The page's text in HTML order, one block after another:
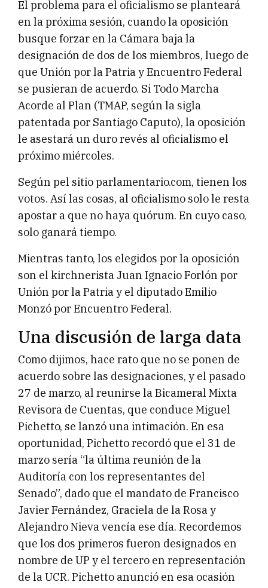
El problema para el oficialismo se planteará
en la próxima sesión, cuando la oposición
busque forzar en la Cámara baja la
designación de dos de los miembros, luego de
que Unión por la Patria y Encuentro Federal
se pusieran de acuerdo. Si Todo Marcha
Acorde al Plan (TMAP, según la sigla
patentada por Santiago Caputo), la oposición
le asestará un duro revés al oficialismo el
próximo miércoles.
Según pel sitio parlamentario.com, tienen los
votos. Así las cosas, al oficialismo solo le resta
apostar a que no haya quórum. En cuyo caso,
solo ganará tiempo.
Mientras tanto, los elegidos por la oposición
son el kirchnerista Juan Ignacio Forlón por
Unión por la Patria y el diputado Emilio
Monzó por Encuentro Federal.
Una discusión de larga data
Como dijimos, hace rato que no se ponen de
acuerdo sobre las designaciones, y el pasado
27 de marzo, al reunirse la Bicameral Mixta
Revisora de Cuentas, que conduce Miguel
Pichetto, se lanzó una intimación. En esa
oportunidad, Pichetto recordó que el 31 de
marzo sería “la última reunión de la
Auditoría con los representantes del
Senado”, dado que el mandato de Francisco
Javier Fernández, Graciela de la Rosa y
Alejandro Nieva vencía ese día. Recordemos
que los dos primeros fueron designados en
nombre de UP y el tercero en representación
de la UCR. Pichetto anunció en esa ocasión